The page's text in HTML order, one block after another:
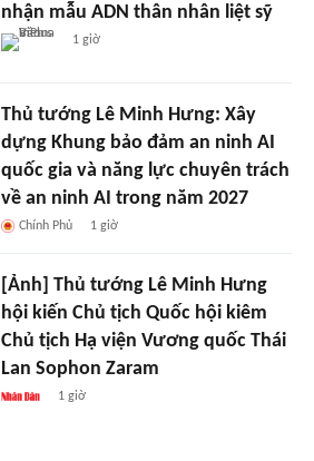
nhận mẫu ADN thân nhân liệt sỹ
1 giờ
Thủ tướng Lê Minh Hưng: Xây
dựng Khung bảo đảm an ninh AI
quốc gia và năng lực chuyên trách
về an ninh AI trong năm 2027
Chính Phủ 1 giờ
[Ảnh] Thủ tướng Lê Minh Hưng
hội kiến Chủ tịch Quốc hội kiêm
Chủ tịch Hạ viện Vương quốc Thái
Lan Sophon Zaram
1 giờ